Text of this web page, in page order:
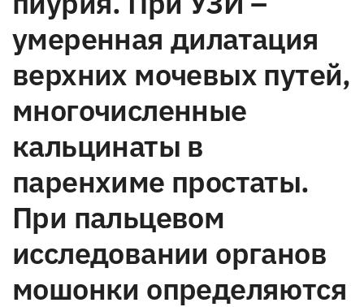
умеренная дилатация
верхних мочевых путей,
многочисленные
кальцинаты в
паренхиме простаты.
При пальцевом
исследовании органов
мошонки определяются